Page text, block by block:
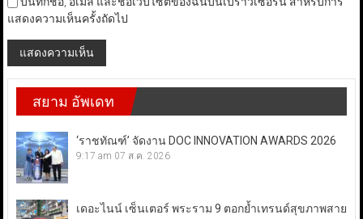
แสดงความเห็นครั้งถัดไป
สยาม อัพเดท
‘ราชทัณฑ์’ จัดงาน DOC INNOVATION AWARDS 2026
9:17 am 07 ส.ค. 2026
เดอะไนน์ เซ็นเตอร์ พระราม 9 ตอกย้ำเทรนด์สุขภาพสาย